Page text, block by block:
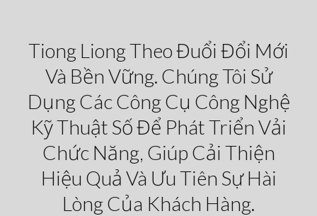
Tiong Liong Theo Đuổi Đổi Mới
Và Bền Vững. Chúng Tôi Sử
Dụng Các Công Cụ Công Nghệ
Kỹ Thuật Số Để Phát Triển Vải
Chức Năng, Giúp Cải Thiện
Hiệu Quả Và Ưu Tiên Sự Hài
Lòng Của Khách Hàng.